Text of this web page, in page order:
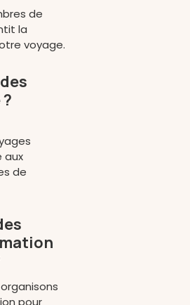
de
la
voyage.
des
aux
de
pour